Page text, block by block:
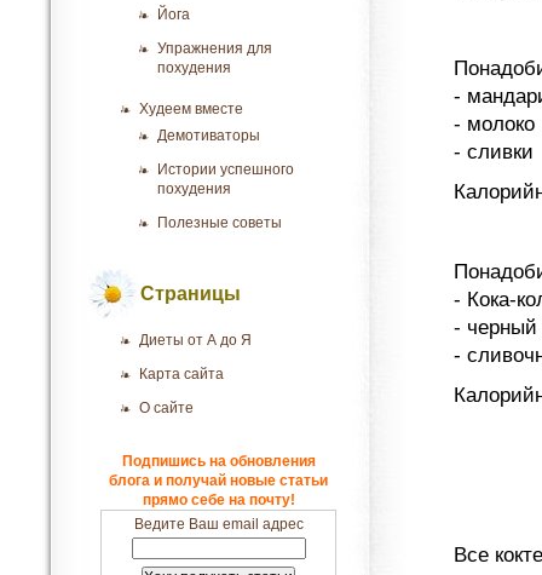
Йога
Упражнения для
похудения
Худеем вместе
Демотиваторы
Истории успешного
похудения
Полезные советы
Страницы
Диеты от А до Я
Карта сайта
О сайте
Подпишись на обновления
блога и получай новые статьи
прямо себе на почту!
Ведите Ваш email адрес
-
- молоко
- сливки
- Кока-
-
-
Все